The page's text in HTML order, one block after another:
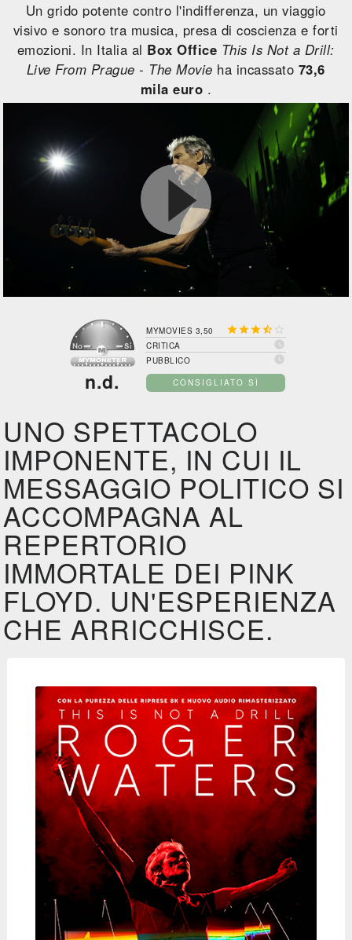
Un grido potente contro l'indifferenza, un viaggio
visivo e sonoro tra musica, presa di coscienza e forti
emozioni. In Italia al Box Office This Is Not a Drill:
Live From Prague - The Movie ha incassato 73,6
mila euro .
n.d.
MYMOVIES 3,50  
CRITICA 
PUBBLICO 
CONSIGLIATO SÌ
UNO SPETTACOLO
IMPONENTE, IN CUI IL
MESSAGGIO POLITICO SI
ACCOMPAGNA AL
REPERTORIO
IMMORTALE DEI PINK
FLOYD. UN'ESPERIENZA
CHE ARRICCHISCE.